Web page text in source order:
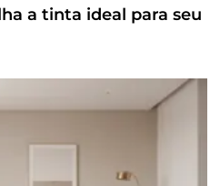
a tinta ideal para seu